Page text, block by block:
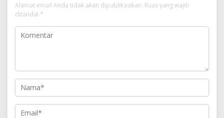
Alamat email Anda tidak akan dipublikasikan. Ruas yang wajib
ditandai *